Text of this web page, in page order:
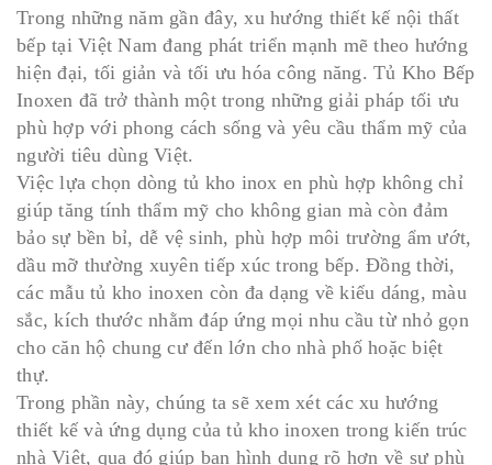
Trong những năm gần đây, xu hướng thiết kế nội thất
bếp tại Việt Nam đang phát triển mạnh mẽ theo hướng
hiện đại, tối giản và tối ưu hóa công năng. Tủ Kho Bếp
Inoxen đã trở thành một trong những giải pháp tối ưu
phù hợp với phong cách sống và yêu cầu thẩm mỹ của
người tiêu dùng Việt.
Việc lựa chọn dòng tủ kho inox en phù hợp không chỉ
giúp tăng tính thẩm mỹ cho không gian mà còn đảm
bảo sự bền bỉ, dễ vệ sinh, phù hợp môi trường ẩm ướt,
dầu mỡ thường xuyên tiếp xúc trong bếp. Đồng thời,
các mẫu tủ kho inoxen còn đa dạng về kiểu dáng, màu
sắc, kích thước nhằm đáp ứng mọi nhu cầu từ nhỏ gọn
cho căn hộ chung cư đến lớn cho nhà phố hoặc biệt
thự.
Trong phần này, chúng ta sẽ xem xét các xu hướng
thiết kế và ứng dụng của tủ kho inoxen trong kiến trúc
nhà Việt, qua đó giúp bạn hình dung rõ hơn về sự phù